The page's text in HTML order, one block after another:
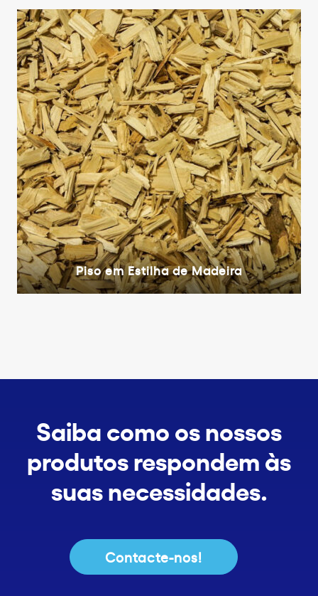
Piso em Estilha de Madeira
Saiba como os nossos
produtos respondem às
suas necessidades.
Contacte-nos!